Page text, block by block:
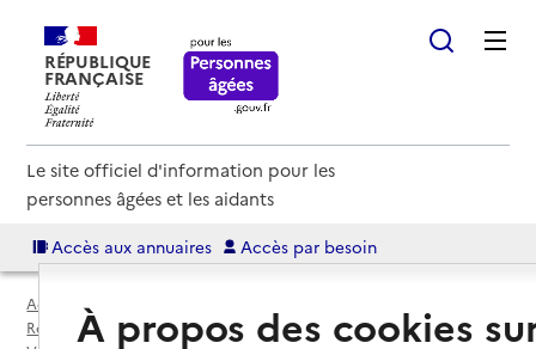
RÉPUBLIQUE
FRANÇAISE
Le site officiel d'information pour les
personnes âgées et les aidants
Accès aux annuaires Accès par besoin
Accueil
Résidences autonomie par département
Nord (59)
À propos des cookies